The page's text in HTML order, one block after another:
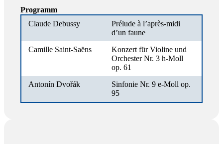
Programm
Claude Debussy
Prélude à l’après-midi
d’un faune
Camille Saint-Saëns
Konzert für Violine und
Orchester Nr. 3 h-Moll
op. 61
Antonín Dvořák
Sinfonie Nr. 9 e-Moll op.
95